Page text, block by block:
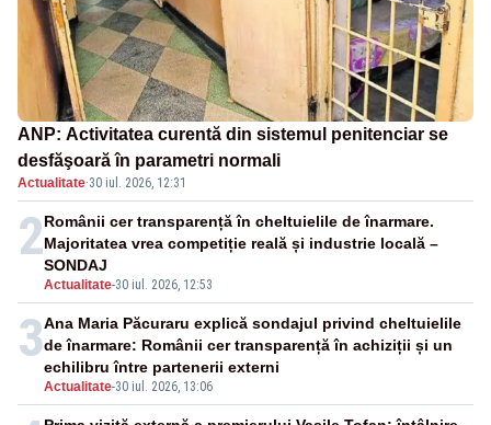
ANP: Activitatea curentă din sistemul penitenciar se
desfăşoară în parametri normali
Actualitate·30 iul. 2026, 12:31
2
Actualitate-30 iul. 2026, 12:53
Românii cer transparență în cheltuielile de înarmare.
Majoritatea vrea competiție reală și industrie locală –
SONDAJ
3
Actualitate-30 iul. 2026, 13:06
Ana Maria Păcuraru explică sondajul privind cheltuielile
de înarmare: Românii cer transparență în achiziții și un
echilibru între partenerii externi